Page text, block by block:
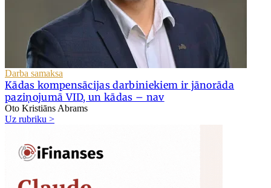
Darba samaksa
Kādas kompensācijas darbiniekiem ir jānorāda
paziņojumā VID, un kādas – nav
Oto Kristiāns Abrams
Uz rubriku >